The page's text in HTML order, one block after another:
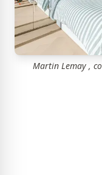
Martin Lemay ,